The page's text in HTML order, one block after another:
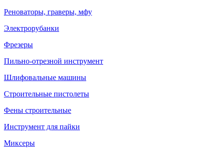
Реноваторы, граверы, мфу
Электрорубанки
Фрезеры
Пильно-отрезной инструмент
Шлифовальные машины
Строительные пистолеты
Фены строительные
Инструмент для пайки
Миксеры